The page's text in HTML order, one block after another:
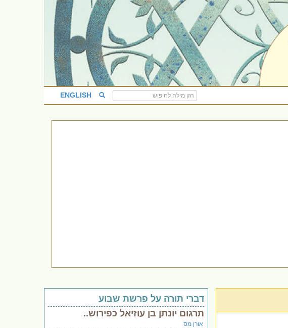
ENGLISH
דברי תורה על פרשת שבוע
תרגום יונתן בן עוזיאל כפירוש..
אורן מס